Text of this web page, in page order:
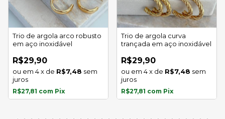
Trio de argola arco robusto
em aço inoxidável
R$29,90
4x de R$7,48 sem
juros
R$27,81 com Pix
Trio de argola curva
trançada em aço inoxidável
R$29,90
4x de R$7,48 sem
juros
R$27,81 com Pix